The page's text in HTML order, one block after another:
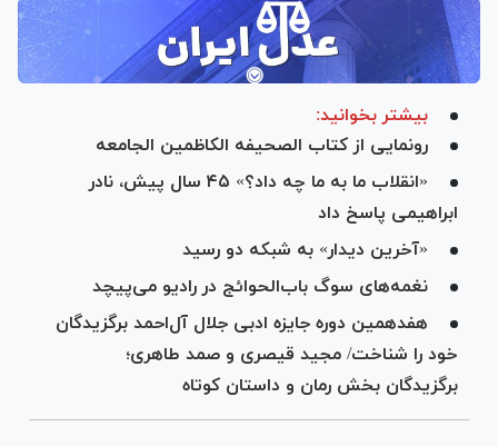
بیشتر بخوانید:
رونمایی از کتاب الصحیفه الکاظمین الجامعه
«انقلاب ما به ما چه داد؟» ۴۵ سال پیش، نادر
ابراهیمی پاسخ داد
«آخرین دیدار» به شبکه دو رسید
نغمه‌های سوگ باب‌الحوائج در رادیو می‌پیچد
هفدهمین دوره جایزه ادبی جلال آل‌احمد برگزیدگان
خود را شناخت/ مجید قیصری و صمد طاهری؛
برگزیدگان بخش رمان و داستان کوتاه